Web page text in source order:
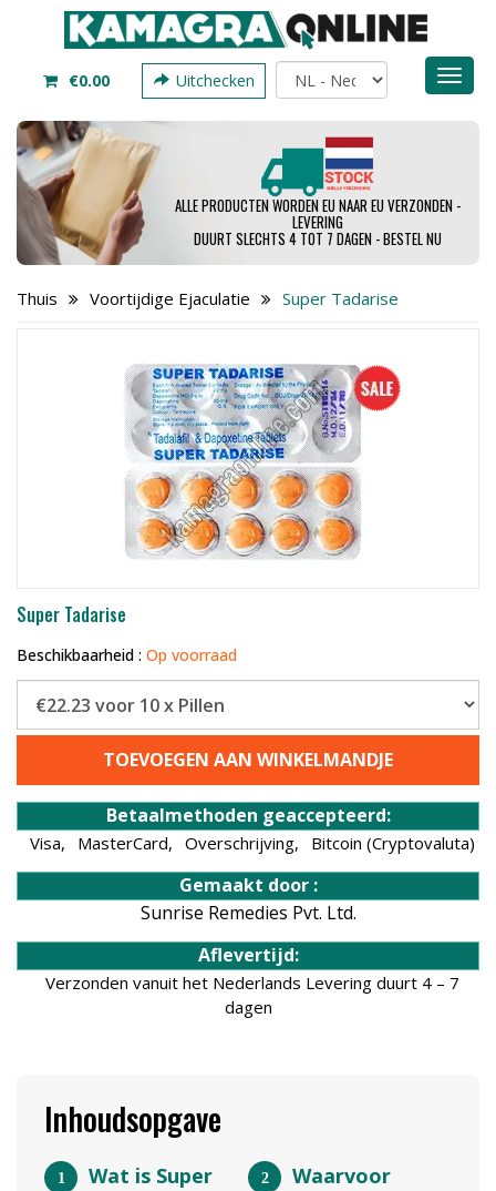
€0.00 Uitchecken
ALLE PRODUCTEN WORDEN EU NAAR EU VERZONDEN -
LEVERING
DUURT SLECHTS 4 TOT 7 DAGEN - BESTEL NU
Thuis Voortijdige Ejaculatie Super Tadarise
Super Tadarise
Beschikbaarheid : Op voorraad
TOEVOEGEN AAN WINKELMANDJE
Betaalmethoden geaccepteerd:
Visa, MasterCard, Overschrijving, Bitcoin (Cryptovaluta)
Gemaakt door :
Sunrise Remedies Pvt. Ltd.
Aflevertijd:
Verzonden vanuit het Nederlands Levering duurt 4 – 7
dagen
Inhoudsopgave
Wat is Super
Waarvoor